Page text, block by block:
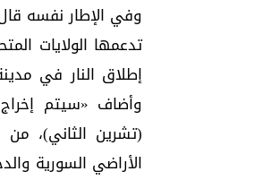
وفي الإطار نفسه
تدعمها الولايات
إطلاق النار في
(تشرين الثاني)،
الأراضي السورية